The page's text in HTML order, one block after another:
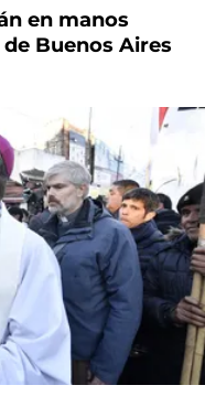
en manos
Buenos Aires